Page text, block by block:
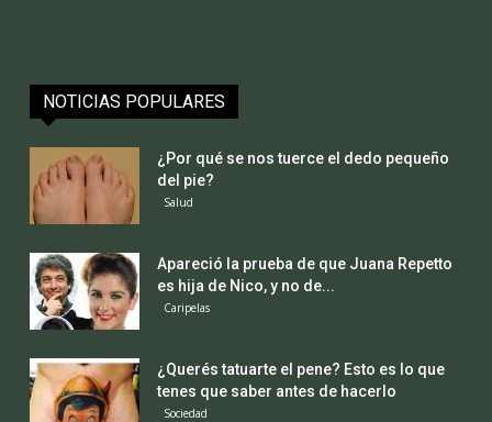
NOTICIAS POPULARES
¿Por qué se nos tuerce el dedo pequeño
del pie?
Salud
Apareció la prueba de que Juana Repetto
es hija de Nico, y no de...
Caripelas
¿Querés tatuarte el pene? Esto es lo que
tenes que saber antes de hacerlo
Sociedad